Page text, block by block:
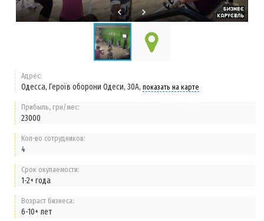
Адрес:
Одесса, Героїв оборони Одеси, 30А, показать на карте
Прибыль, грн/мес:
23000
Кол-во сотрудников:
4
Срок окупаемости:
1-2+ года
Возраст бизнеса:
6-10+ лет